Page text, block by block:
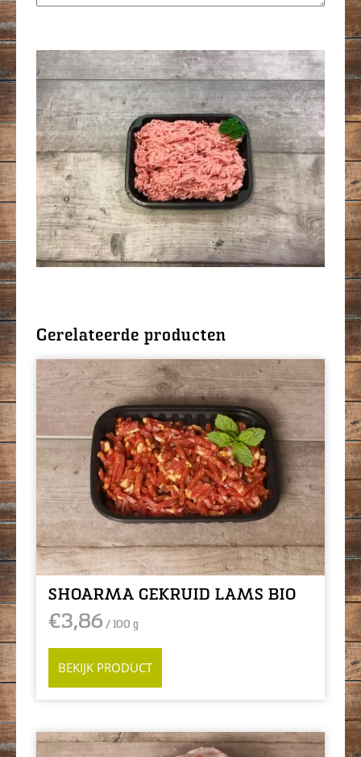
Gerelateerde producten
SHOARMA GEKRUID LAMS BIO
€3,86 / 100 g
BEKIJK PRODUCT